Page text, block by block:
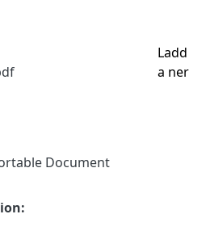
Document
Ladd
a ner